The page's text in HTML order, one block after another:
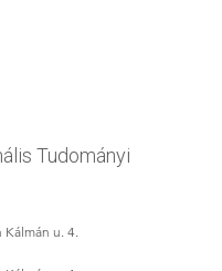
Tudományi
Kálmán u. 4.